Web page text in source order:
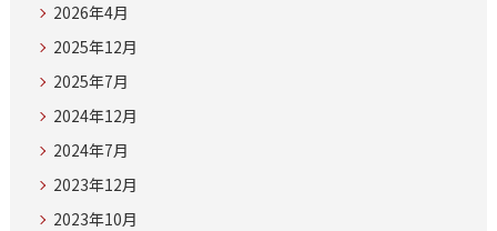
2026年4月
2025年12月
2025年7月
2024年12月
2024年7月
2023年12月
2023年10月